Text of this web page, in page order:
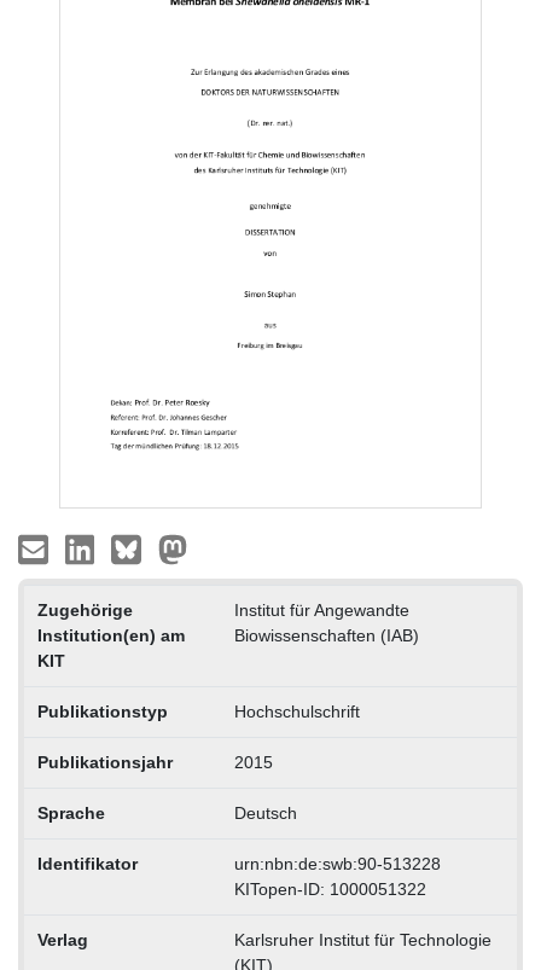
Zugehörige
Institution(en) am
KIT
Institut für Angewandte
Biowissenschaften (IAB)
Publikationstyp Hochschulschrift
Publikationsjahr 2015
Sprache Deutsch
Identifikator
urn:nbn:de:swb:90-513228
KITopen-ID: 1000051322
Verlag
Karlsruher Institut für Technologie
(KIT)